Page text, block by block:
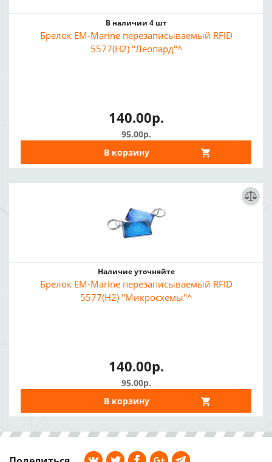
В наличии 4 шт
Брелок EM-Marine перезаписываемый RFID
5577(H2) "Леопард"^
140.00р.
95.00р.
В корзину
Наличие уточняйте
Брелок EM-Marine перезаписываемый RFID
5577(H2) "Микросхемы"^
140.00р.
95.00р.
В корзину